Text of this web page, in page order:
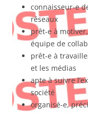
connaisseur-e
réseaux
prêt-e à
équipe de
prêt-e à
et les médias
apte à suivre
société
organisé-e,